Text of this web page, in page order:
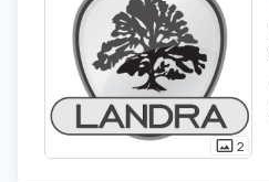
photo_size_select_actual2